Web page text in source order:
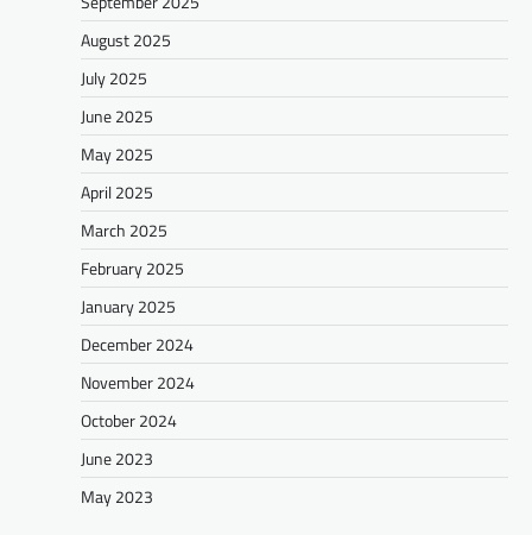
August 2025
July 2025
June 2025
May 2025
April 2025
March 2025
February 2025
January 2025
December 2024
November 2024
October 2024
June 2023
May 2023